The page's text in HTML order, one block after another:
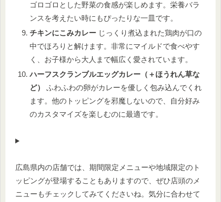
ゴロゴロとした野菜の食感が楽しめます。栄養バラ
ンスを考えたい時にもぴったりな一皿です。
チキンにこみカレー じっくり煮込まれた鶏肉が口の
中でほろりと解けます。非常にマイルドで食べやす
く、お子様から大人まで幅広く愛されています。
ハーフスクランブルエッグカレー（＋ほうれん草な
ど）
ふわふわの卵がカレーを優しく包み込んでくれ
ます。他のトッピングを邪魔しないので、自分好み
のカスタマイズを楽しむのに最適です。
広島県内の店舗では、期間限定メニューや地域限定のト
ッピングが登場することもありますので、ぜひ店頭のメ
ニューもチェックしてみてくださいね。気分に合わせて